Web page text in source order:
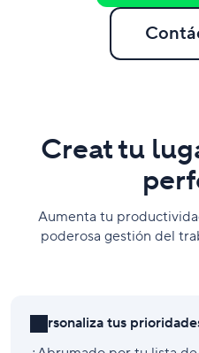
Creat tu
Aumenta tu
poderosa gestión del
Personaliza tus